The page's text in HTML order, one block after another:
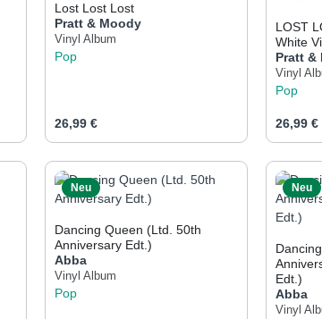
den gewünschten Wert ein
Lost Lost Lost
Pratt & Moody
Vinyl Album
Pop
Regulärer Preis:
26,99 €
Produkt Anzahl: Gib den
LOST
White
Pratt &
Vinyl
Pop
26,99 €
Neu
Dancing Queen (Ltd. 50th
Anniversary Edt.)
Abba
Vinyl Album
Pop
Neu
Edt.)
Abba
Vinyl